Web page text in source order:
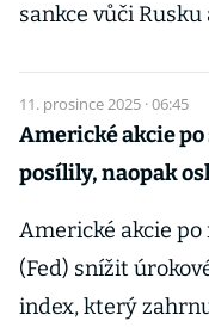
sankce vůči
11. prosince 2025 · 06:45
Americké akcie
posílily, naopak
Americké akcie
(Fed) snížit
index, který